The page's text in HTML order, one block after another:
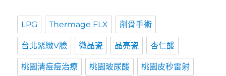
LPG Thermage FLX 削骨手術
台北緊緻V臉 微晶瓷 晶亮瓷 杏仁酸
桃園清痘痘治療 桃園玻尿酸 桃園皮秒雷射